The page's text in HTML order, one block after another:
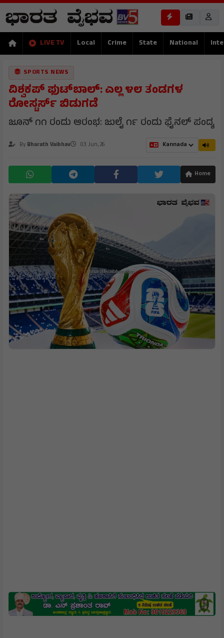
LIVE TV Local Crime State National
SPORTS NEWS
ವಿಶ್ವಕಪ್ ಫುಟ್‌ಬಾಲ್: ಎಲ್ಲ ೪೮ ತಂಡಗಳ
ರೋಸ್ಟರ್ಸ್ ಬಿಡುಗಡೆ
ಜೂನ್ ೧೧ ರಂದು ಆರಂಭ: ಜುಲೈ ೧೯ ರಂದು ಫೈನಲ್ ಪಂದ್ಯ
By Bharath Vaibhav 03 Jun, 26
Home